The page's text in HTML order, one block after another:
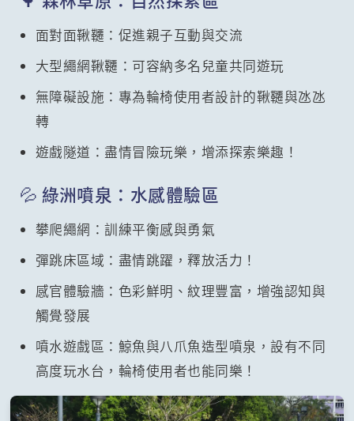
面對面鞦韆：促進親子互動與交流
大型繩網鞦韆：可容納多名兒童共同遊玩
無障礙設施：專為輪椅使用者設計的鞦韆與氹氹
轉
遊戲隧道：盡情冒險玩樂，增添探索樂趣！
💦 綠洲噴泉：水感體驗區
攀爬繩網：訓練平衡感與勇氣
彈跳床區域：盡情跳躍，釋放活力！
感官體驗牆：色彩鮮明、紋理豐富，增強認知與
觸覺發展
噴水遊戲區：鯨魚與八爪魚造型噴泉，設有不同
高度玩水台，輪椅使用者也能同樂！